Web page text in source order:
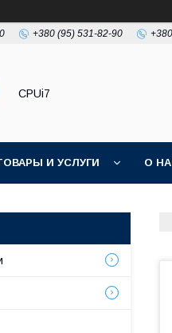
+380 (95) 531-82-90
CPUi7
И УСЛУГИ О